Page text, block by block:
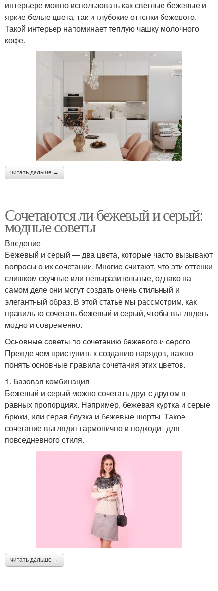
интерьере можно использовать как светлые бежевые и
яркие белые цвета, так и глубокие оттенки бежевого.
Такой интерьер напоминает теплую чашку молочного
кофе.
читать дальше →
Сочетаются ли бежевый и серый:
модные советы
Введение
Бежевый и серый — два цвета, которые часто вызывают
вопросы о их сочетании. Многие считают, что эти оттенки
слишком скучные или невыразительные, однако на
самом деле они могут создать очень стильный и
элегантный образ. В этой статье мы рассмотрим, как
правильно сочетать бежевый и серый, чтобы выглядеть
модно и современно.
Основные советы по сочетанию бежевого и серого
Прежде чем приступить к созданию нарядов, важно
понять основные правила сочетания этих цветов.
1. Базовая комбинация
Бежевый и серый можно сочетать друг с другом в
равных пропорциях. Например, бежевая куртка и серые
брюки, или серая блузка и бежевые шорты. Такое
сочетание выглядит гармонично и подходит для
повседневного стиля.
читать дальше →